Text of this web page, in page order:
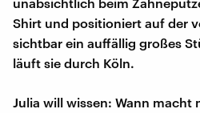
Shirt und positioniert auf der
sichtbar ein auffällig großes
läuft sie durch Köln.
Julia will wissen: Wann